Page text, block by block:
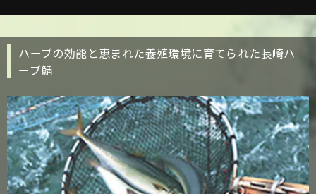
ハーブの効能と恵まれた養殖環境に育てられた長崎ハ
ーブ鯖